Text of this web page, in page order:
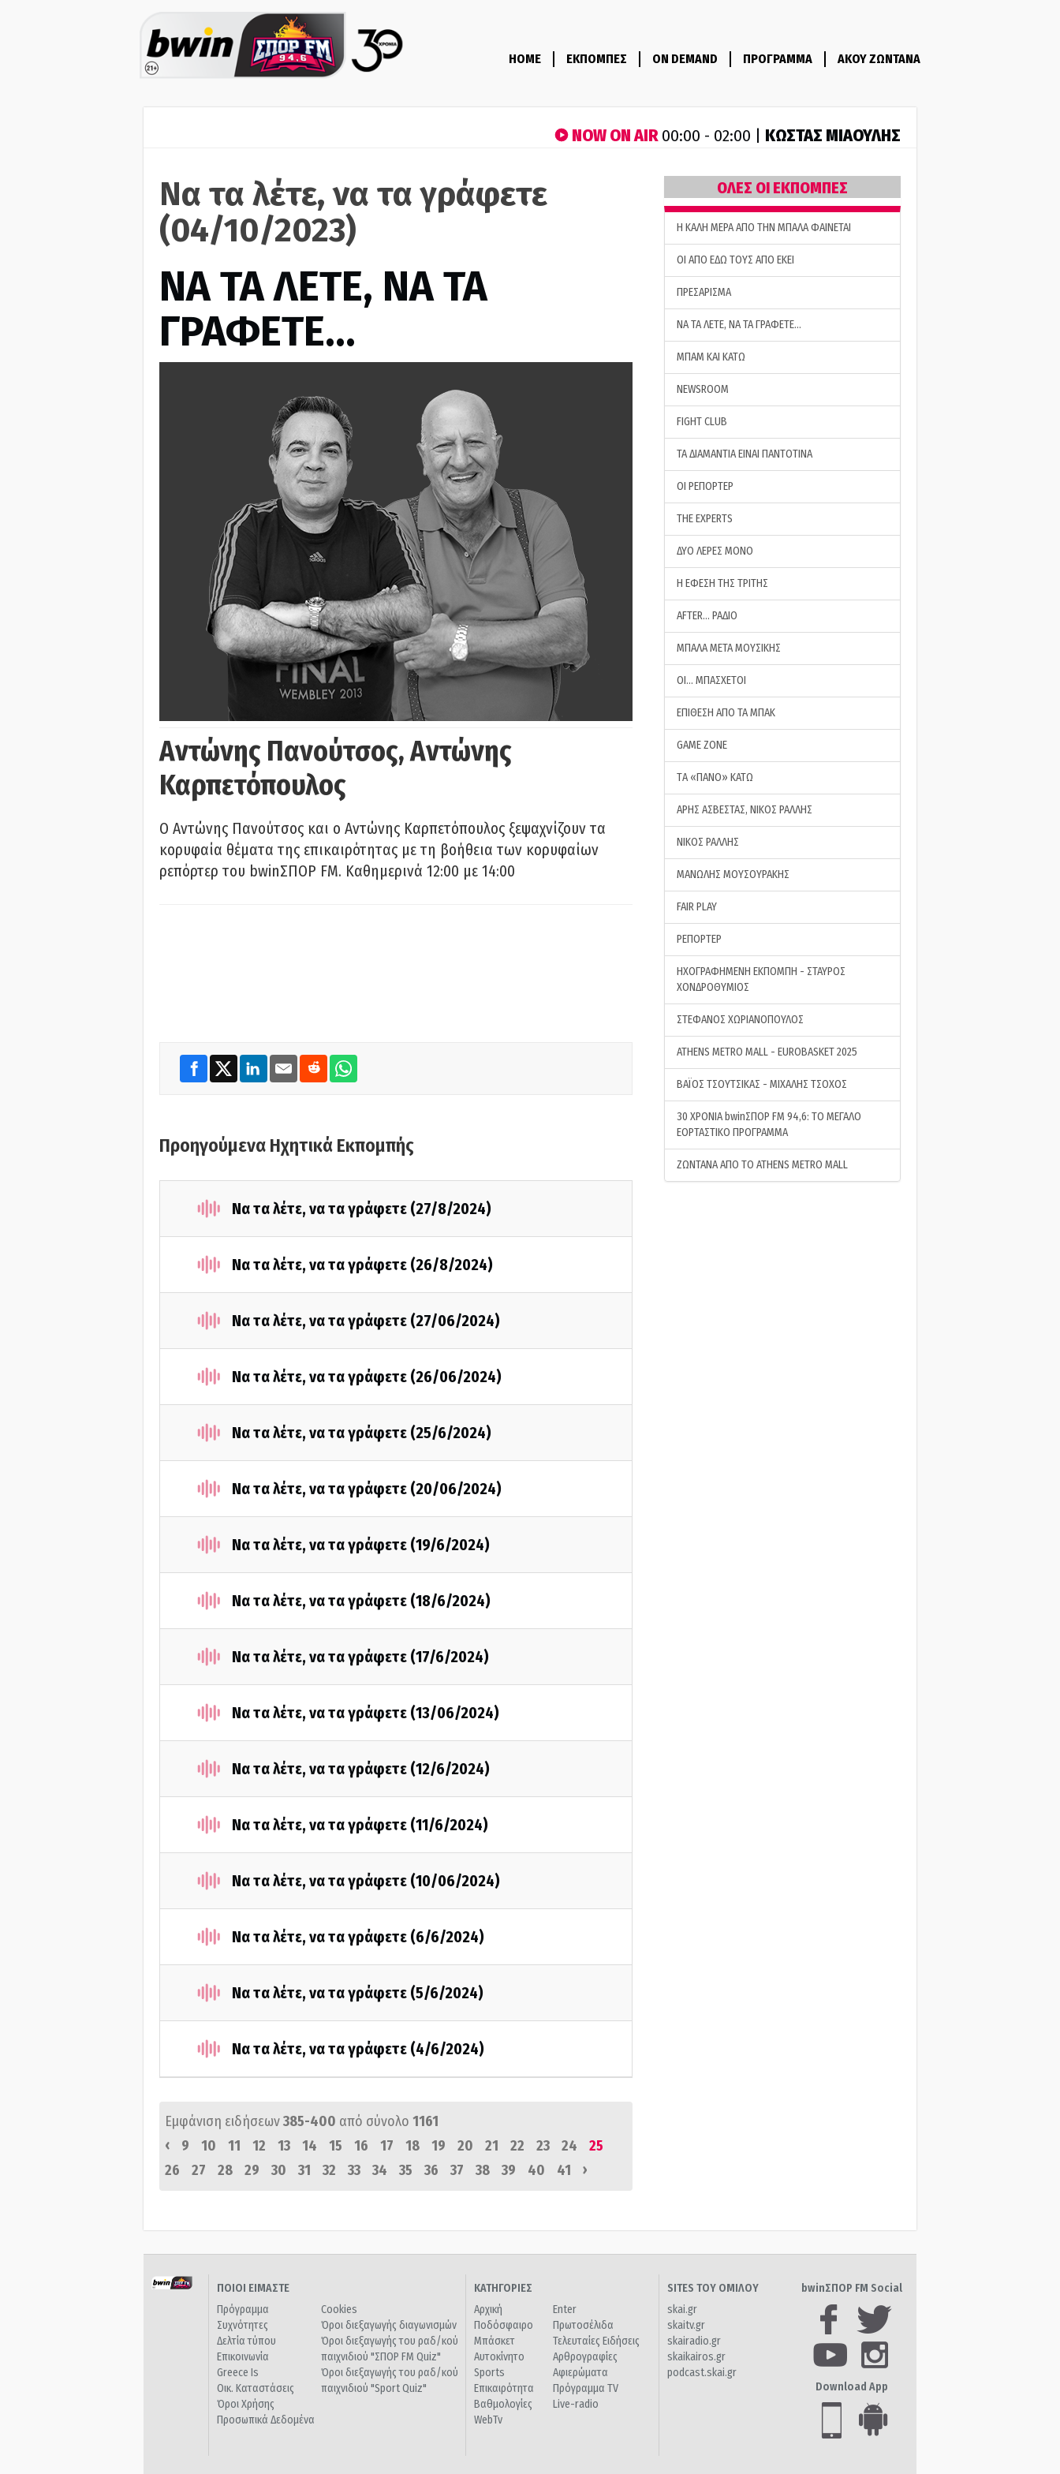
HOME ΕΚΠΟΜΠΕΣ ON DEMAND ΠΡΟΓΡΑΜΜΑ ΑΚΟΥ ΖΩΝΤΑΝΑ
NOW ON AIR00:00 - 02:00 | ΚΩΣΤΑΣ ΜΙΑΟΥΛΗΣ
Να τα λέτε, να τα γράφετε
(04/10/2023)
ΝΑ ΤΑ ΛΕΤΕ, ΝΑ ΤΑ
ΓΡΑΦΕΤΕ…
Αντώνης Πανούτσος, Αντώνης
Καρπετόπουλος
Ο Αντώνης Πανούτσος και ο Αντώνης Καρπετόπουλος ξεψαχνίζουν τα
κορυφαία θέματα της επικαιρότητας με τη βοήθεια των κορυφαίων
ρεπόρτερ του bwinΣΠΟΡ FM. Καθημερινά 12:00 με 14:00
Προηγούμενα Ηχητικά Εκπομπής
Να τα λέτε, να τα γράφετε (27/8/2024)
Να τα λέτε, να τα γράφετε (26/8/2024)
Να τα λέτε, να τα γράφετε (27/06/2024)
Να τα λέτε, να τα γράφετε (26/06/2024)
Να τα λέτε, να τα γράφετε (25/6/2024)
Να τα λέτε, να τα γράφετε (20/06/2024)
Να τα λέτε, να τα γράφετε (19/6/2024)
Να τα λέτε, να τα γράφετε (18/6/2024)
Να τα λέτε, να τα γράφετε (17/6/2024)
Να τα λέτε, να τα γράφετε (13/06/2024)
Να τα λέτε, να τα γράφετε (12/6/2024)
Να τα λέτε, να τα γράφετε (11/6/2024)
Να τα λέτε, να τα γράφετε (10/06/2024)
Να τα λέτε, να τα γράφετε (6/6/2024)
Να τα λέτε, να τα γράφετε (5/6/2024)
Να τα λέτε, να τα γράφετε (4/6/2024)
Εμφάνιση ειδήσεων385-400 από σύνολο 1161
‹
9 10 11 12 13 14 15 16 17 18 19 20 21 22 23 24
25
26
27 28 29 30 31 32 33 34 35 36 37 38 39 40 41 ›
ΟΛΕΣ ΟΙ ΕΚΠΟΜΠΕΣ
H ΚΑΛΗ ΜΕΡΑ ΑΠΟ ΤΗΝ ΜΠΑΛΑ ΦΑΙΝΕΤΑΙ
ΟΙ ΑΠΟ ΕΔΩ ΤΟΥΣ ΑΠΟ ΕΚΕΙ
ΠΡΕΣΑΡΙΣΜΑ
ΝΑ ΤΑ ΛΕΤΕ, ΝΑ ΤΑ ΓΡΑΦΕΤΕ…
ΜΠΑΜ ΚΑΙ ΚΑΤΩ
NEWSROOM
FIGHT CLUB
ΤΑ ΔΙΑΜΑΝΤΙΑ ΕΙΝΑΙ ΠΑΝΤΟΤΙΝΑ
ΟΙ ΡΕΠΟΡΤΕΡ
THE EXPERTS
ΔΥΟ ΛΕΡΕΣ ΜΟΝΟ
Η ΕΦΕΣΗ ΤΗΣ ΤΡΙΤΗΣ
AFTER… ΡΑΔΙΟ
ΜΠΑΛΑ ΜΕΤΑ ΜΟΥΣΙΚΗΣ
ΟΙ… ΜΠΑΣΧΕΤΟΙ
ΕΠΙΘΕΣΗ ΑΠΟ ΤΑ ΜΠΑΚ
GAME ZONE
ΤA «ΠΑΝΟ» ΚΑΤΩ
ΑΡΗΣ ΑΣΒΕΣΤΑΣ, ΝΙΚΟΣ ΡΑΛΛΗΣ
ΝΙΚΟΣ ΡΑΛΛΗΣ
ΜΑΝΩΛΗΣ ΜΟΥΣΟΥΡΑΚΗΣ
FAIR PLAY
ΡΕΠΟΡΤΕΡ
ΗΧΟΓΡΑΦΗΜΕΝΗ ΕΚΠΟΜΠΗ - ΣΤΑΥΡΟΣ
ΧΟΝΔΡΟΘΥΜΙΟΣ
ΣΤΕΦΑΝΟΣ ΧΩΡΙΑΝΟΠΟΥΛΟΣ
ATHENS METRO MALL - EUROBASKET 2025
ΒΑΪΟΣ ΤΣΟΥΤΣΙΚΑΣ - ΜΙΧΑΛΗΣ ΤΣΟΧΟΣ
30 ΧΡΟΝΙΑ bwinΣΠΟΡ FM 94,6: ΤΟ ΜΕΓΑΛΟ
ΕΟΡΤΑΣΤΙΚΟ ΠΡΟΓΡΑΜΜΑ
ΖΩΝΤΑΝΑ ΑΠΟ ΤΟ ATHENS METRO MALL
ΠΟΙΟΙ ΕΙΜΑΣΤΕ
Πρόγραμμα
Συχνότητες
Δελτία τύπου
Επικοινωνία
Greece Is
Οικ. Καταστάσεις
Όροι Χρήσης
Προσωπικά Δεδομένα
Cookies
Όροι διεξαγωγής διαγωνισμών
Όροι διεξαγωγής του ραδ/κού
παιχνιδιού "ΣΠΟΡ FM Quiz"
Όροι διεξαγωγής του ραδ/κού
παιχνιδιού "Sport Quiz"
ΚΑΤΗΓΟΡΙΕΣ
Αρχική
Ποδόσφαιρο
Μπάσκετ
Αυτοκίνητο
Sports
Επικαιρότητα
Βαθμολογίες
WebTv
Enter
Πρωτοσέλιδα
Τελευταίες Ειδήσεις
Αρθρογραφίες
Αφιερώματα
Πρόγραμμα TV
Live-radio
SITES ΤΟΥ ΟΜΙΛΟΥ
skai.gr
skaitv.gr
skairadio.gr
skaikairos.gr
podcast.skai.gr
bwinΣΠΟΡ FM Social
Download App